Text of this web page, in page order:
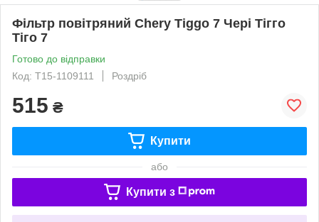
Фільтр повітряний Chery Tiggo 7 Чері Тігго
Тіго 7
Готово до відправки
Код: T15-1109111
Роздріб
515 ₴
Купити
або
Купити з